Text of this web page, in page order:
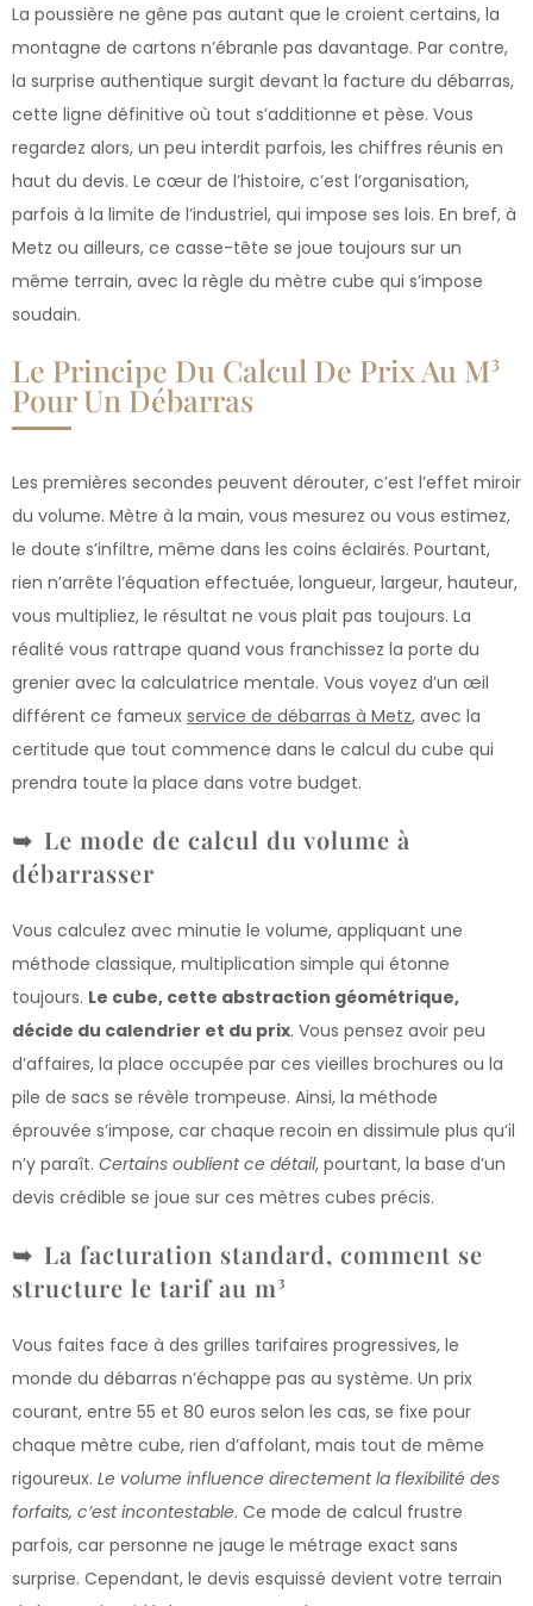
La poussière ne gêne pas autant que le croient certains, la
montagne de cartons n’ébranle pas davantage. Par contre,
la surprise authentique surgit devant la facture du débarras,
cette ligne définitive où tout s’additionne et pèse. Vous
regardez alors, un peu interdit parfois, les chiffres réunis en
haut du devis. Le cœur de l’histoire, c’est l’organisation,
parfois à la limite de l’industriel, qui impose ses lois. En bref, à
Metz ou ailleurs, ce casse-tête se joue toujours sur un
même terrain, avec la règle du mètre cube qui s’impose
soudain.
Le Principe Du Calcul De Prix Au M³
Pour Un Débarras
Les premières secondes peuvent dérouter, c’est l’effet miroir
du volume. Mètre à la main, vous mesurez ou vous estimez,
le doute s’infiltre, même dans les coins éclairés. Pourtant,
rien n’arrête l’équation effectuée, longueur, largeur, hauteur,
vous multipliez, le résultat ne vous plait pas toujours. La
réalité vous rattrape quand vous franchissez la porte du
grenier avec la calculatrice mentale. Vous voyez d’un œil
différent ce fameux service de débarras à Metz, avec la
certitude que tout commence dans le calcul du cube qui
prendra toute la place dans votre budget.
Le mode de calcul du volume à
débarrasser
Vous calculez avec minutie le volume, appliquant une
méthode classique, multiplication simple qui étonne
toujours. Le cube, cette abstraction géométrique,
décide du calendrier et du prix. Vous pensez avoir peu
d’affaires, la place occupée par ces vieilles brochures ou la
pile de sacs se révèle trompeuse. Ainsi, la méthode
éprouvée s’impose, car chaque recoin en dissimule plus qu’il
n’y paraît. Certains oublient ce détail, pourtant, la base d’un
devis crédible se joue sur ces mètres cubes précis.
La facturation standard, comment se
structure le tarif au m³
Vous faites face à des grilles tarifaires progressives, le
monde du débarras n’échappe pas au système. Un prix
courant, entre 55 et 80 euros selon les cas, se fixe pour
chaque mètre cube, rien d’affolant, mais tout de même
rigoureux. Le volume influence directement la flexibilité des
forfaits, c’est incontestable. Ce mode de calcul frustre
parfois, car personne ne jauge le métrage exact sans
surprise. Cependant, le devis esquissé devient votre terrain